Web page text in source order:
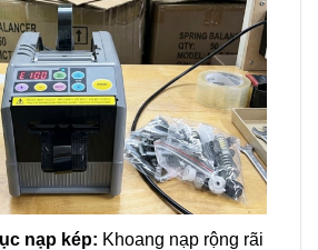
nạp kép: Khoang nạp rộng rãi